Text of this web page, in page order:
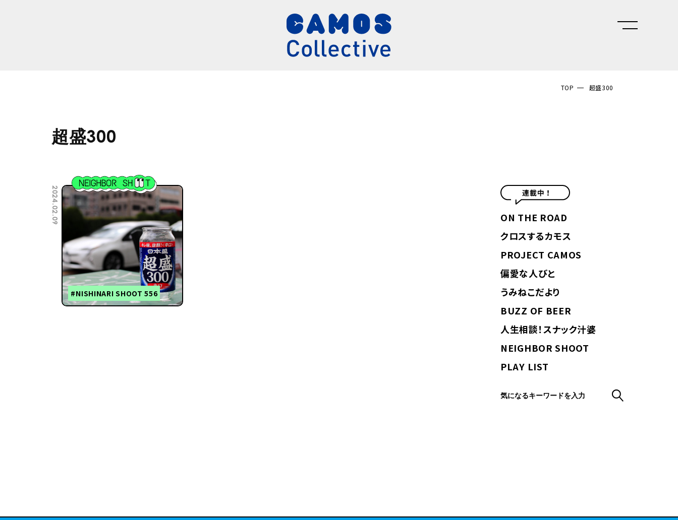
TOP 超盛300
超盛300
2024.02.09
#NISHINARI SHOOT 556
ON THE ROAD
クロスするカモス
PROJECT CAMOS
偏愛な人びと
うみねこだより
BUZZ OF BEER
人生相談！スナック汁婆
NEIGHBOR SHOOT
PLAY LIST